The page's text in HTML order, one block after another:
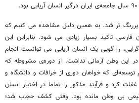
پررنگ تر شد. به همین دلیل مشاهده می کنیم که
تاکید بسیار زیادی می شود. بنابراین این
را گویی یک انسان آریایی می توانست انجام
این وطن آرمانی نداشت. از دوره‌ی مشروطه که
توسعه‌ای که خواهان دوری از خرافات و دانشگاه و
کرد و فرآیند مذکور را تماما در اختیار انسان
شیعی بی وطن مانده بود. وقتی کشف حجاب شد؛